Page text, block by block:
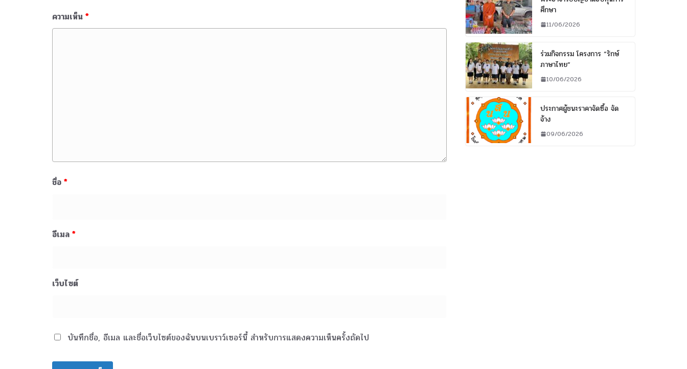
ความเห็น *
ชื่อ *
อีเมล *
เว็บไซต์
บันทึกชื่อ, อีเมล และชื่อเว็บไซต์ของฉันบนเบราว์เซอร์นี้ สำหรับการแสดงความเห็นครั้งถัดไป
ศึกษา
11/06/2026
ร่วมกิจกรรม โครงการ “รักษ์
ภาษาไทย”
10/06/2026
ประกาศผู้ชนะราคาจัดซื้อ จัด
จ้าง
09/06/2026